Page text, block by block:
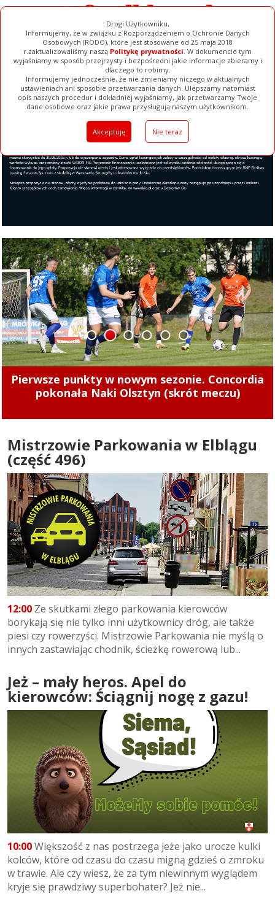
Drogi Użytkowniku,
Informujemy, że w związku z Rozporządzeniem o Ochronie Danych
Osobowych (RODO), które jest stosowane od 25 maja 2018
r.zaktualizowaliśmy naszą Politykę prywatności. W dokumencie tym
wyjaśniamy w sposób przejrzysty i bezpośredni jakie informacje zbieramy i
dlaczego to robimy.
Informujemy jednocześnie, że nie zmieniamy niczego w aktualnych
ustawieniach ani sposobie przetwarzania danych. Ulepszamy natomiast
opis naszych procedur i dokładniej wyjaśniamy, jak przetwarzamy Twoje
dane osobowe oraz jakie prawa przysługują naszym użytkownikom.
Akceptuję Nie teraz
Ogłoszenia Filmy Galerie Baza Firm Pełna Wersja
Tak zarabiają szefowie miejskich spółek.
Zajrzeliśmy do ich oświadczeń majątkowych
1 2 3 4 5 6
Mistrzowie Parkowania w Elblągu
(część 496)
12:00 Ze skutkami złego parkowania kierowców
borykają się nie tylko inni użytkownicy dróg, ale także
piesi czy rowerzyści. Mistrzowie Parkowania nie myślą o
innych zastawiając chodnik, ścieżkę rowerową lub...
Jeż – mały heros. Apel do
kierowców: Ściągnij nogę z gazu!
10:00Większość z nas postrzega jeże jako urocze kulki
kolców, które od czasu do czasu migną gdzieś o zmroku
w trawie. Ale czy wiesz, że za tym niewinnym wyglądem
kryje się prawdziwy superbohater? Jeż nie...